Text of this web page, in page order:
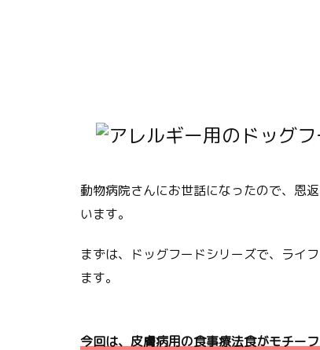
動物病院さんにお世話になったので、恩
います。
まずは、ドッグフードシリーズで、 ライ
ます。
今回は、皮膚病用の食事療法食がモチーフ